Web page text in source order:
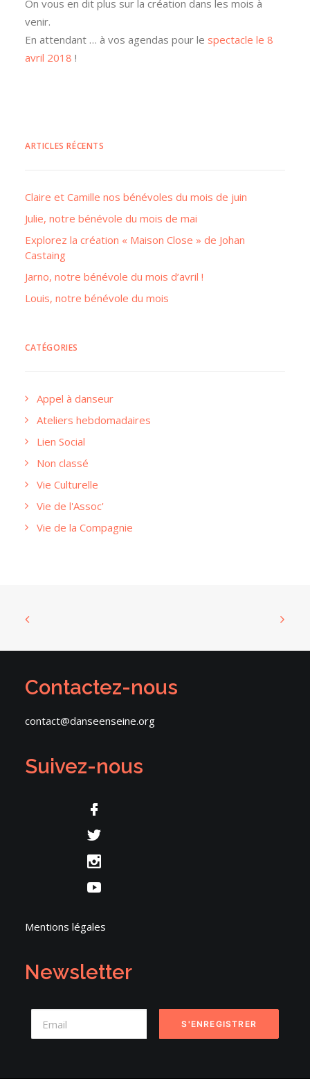
On vous en dit plus sur la création dans les mois à
venir.
En attendant … à vos agendas pour le spectacle le 8
avril 2018 !
ARTICLES RÉCENTS
Claire et Camille nos bénévoles du mois de juin
Julie, notre bénévole du mois de mai
Explorez la création « Maison Close » de Johan
Castaing
Jarno, notre bénévole du mois d’avril !
Louis, notre bénévole du mois
CATÉGORIES
Appel à danseur
Ateliers hebdomadaires
Lien Social
Non classé
Vie Culturelle
Vie de l'Assoc'
Vie de la Compagnie
Contactez-nous
contact@danseenseine.org
Suivez-nous
Mentions légales
Newsletter